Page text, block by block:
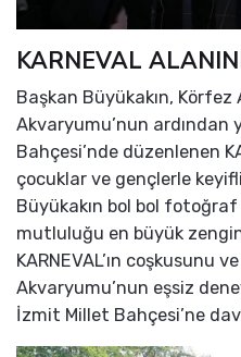
KARNEVAL
Başkan Büyükakın, Körfez
Akvaryumu’nun ardından
Bahçesi’nde düzenlenen
çocuklar ve gençlerle
Büyükakın bol bol fotoğraf
mutluluğu en büyük
KARNEVAL’ın coşkusunu
Akvaryumu’nun eşsiz
İzmit Millet Bahçesi’ne